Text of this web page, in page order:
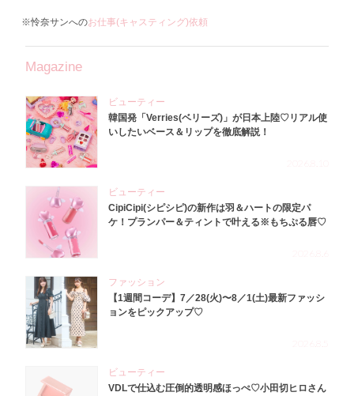
※怜奈サンへのお仕事(キャスティング)依頼
Magazine
ビューティー
韓国発「Verries(ベリーズ)」が日本上陸♡リアル使
いしたいベース＆リップを徹底解説！
ビューティー
CipiCipi(シピシピ)の新作は羽＆ハートの限定パ
ケ！プランパー＆ティントで叶える※もちぷる唇♡
ファッション
【1週間コーデ】7／28(火)〜8／1(土)最新ファッシ
ョンをピックアップ♡
ビューティー
VDLで仕込む圧倒的透明感ほっぺ♡小田切ヒロさん